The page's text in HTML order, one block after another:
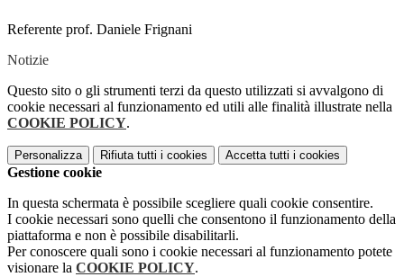
Referente prof. Daniele Frignani
Notizie
Questo sito o gli strumenti terzi da questo utilizzati si avvalgono di
cookie necessari al funzionamento ed utili alle finalità illustrate nella
COOKIE POLICY.
Personalizza Rifiuta tutti i cookies Accetta tutti i cookies
Gestione cookie
In questa schermata è possibile scegliere quali cookie consentire.
I cookie necessari sono quelli che consentono il funzionamento della
piattaforma e non è possibile disabilitarli.
Per conoscere quali sono i cookie necessari al funzionamento potete
visionare la COOKIE POLICY.